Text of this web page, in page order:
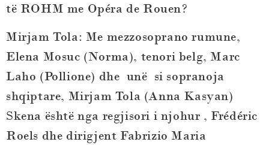
të ROHM me Opéra de Rouen?
Mirjam Tola: Me mezzosoprano rumune,
Elena Mosuc (Norma), tenori belg, Marc
Laho (Pollione) dhe unë si sopranoja
shqiptare, Mirjam Tola (Anna Kasyan)
Skena është nga regjisori i njohur , Frédéric
Roels dhe dirigjent Fabrizio Maria